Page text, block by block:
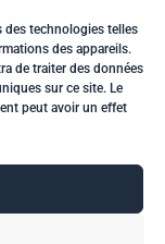
des technologies telles
des appareils.
de traiter des données
sur ce site. Le
peut avoir un effet